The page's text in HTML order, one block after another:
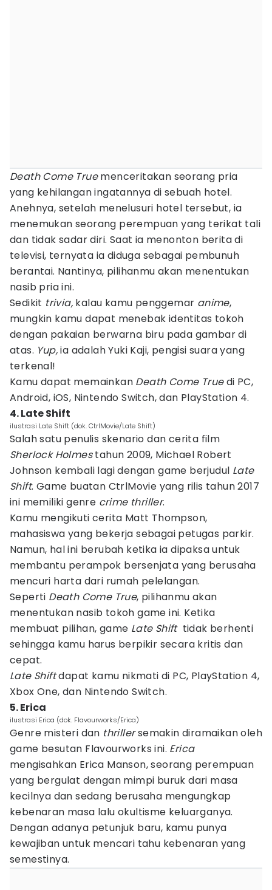
Death Come Truemenceritakan seorang pria
yang kehilangan ingatannya di sebuah hotel.
Anehnya, setelah menelusuri hotel tersebut, ia
menemukan seorang perempuan yang terikat tali
dan tidak sadar diri. Saat ia menonton berita di
televisi, ternyata ia diduga sebagai pembunuh
berantai. Nantinya, pilihanmu akan menentukan
nasib pria ini.
Sedikit trivia, kalau kamu penggemar anime,
mungkin kamu dapat menebak identitas tokoh
dengan pakaian berwarna biru pada gambar di
atas. Yup,ia adalah Yuki Kaji, pengisi suara yang
terkenal!
Kamu dapat memainkan Death Come Truedi PC,
Android, iOS, Nintendo Switch, dan PlayStation 4.
4. Late Shift
ilustrasi Late Shift (dok. CtrlMovie/Late Shift)
Salah satu penulis skenario dan cerita film
Sherlock Holmestahun 2009, Michael Robert
Johnson kembali lagi dengan game berjudul Late
Shift. Game buatan CtrlMovie yang rilis tahun 2017
ini memiliki genre crime thriller.
Kamu mengikuti cerita Matt Thompson,
mahasiswa yang bekerja sebagai petugas parkir.
Namun, hal ini berubah ketika ia dipaksa untuk
membantu perampok bersenjata yang berusaha
mencuri harta dari rumah pelelangan.
Seperti Death Come True, pilihanmu akan
menentukan nasib tokoh game ini. Ketika
membuat pilihan, game Late Shift tidak berhenti
sehingga kamu harus berpikir secara kritis dan
cepat.
Late Shiftdapat kamu nikmati di PC, PlayStation 4,
Xbox One, dan Nintendo Switch.
5. Erica
ilustrasi Erica (dok. Flavourworks/Erica)
Genre misteri dan thrillersemakin diramaikan oleh
game besutan Flavourworks ini. Erica
mengisahkan Erica Manson, seorang perempuan
yang bergulat dengan mimpi buruk dari masa
kecilnya dan sedang berusaha mengungkap
kebenaran masa lalu okultisme keluarganya.
Dengan adanya petunjuk baru, kamu punya
kewajiban untuk mencari tahu kebenaran yang
semestinya.